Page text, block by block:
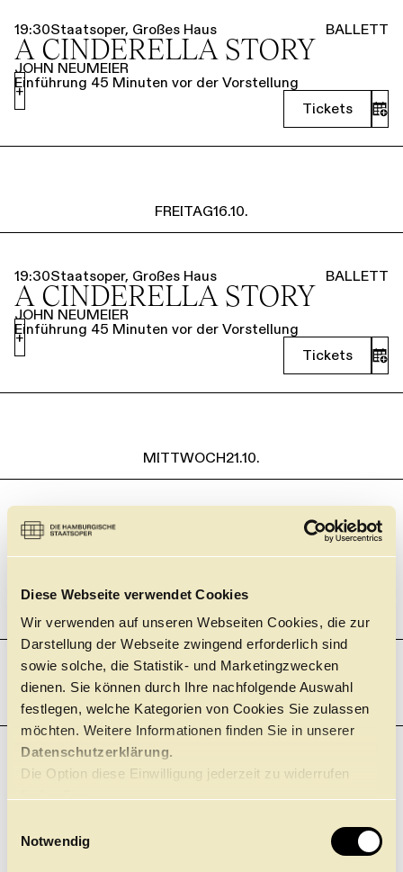
Diese Webseite verwendet Cookies
Wir verwenden auf unseren Webseiten Cookies, die zur
Darstellung der Webseite zwingend erforderlich sind
sowie solche, die Statistik- und Marketingzwecken
dienen. Sie können durch Ihre nachfolgende Auswahl
festlegen, welche Kategorien von Cookies Sie zulassen
möchten. Weitere Informationen finden Sie in unserer
Datenschutzerklärung.
Die Option diese Einwilligung jederzeit zu widerrufen
Notwendig
19:30Staatsoper, Großes Haus BALLETT
A CINDERELLA STORY
JOHN NEUMEIER
Einführung 45 Minuten vor der Vorstellung
Tickets
+
FREITAG16.10.
19:30Staatsoper, Großes Haus BALLETT
A CINDERELLA STORY
JOHN NEUMEIER
Einführung 45 Minuten vor der Vorstellung
Tickets
+
MITTWOCH21.10.
19:00 Staatsoper, Großes Haus BALLETT
DIE KAMELIEN­DAME
JOHN NEUMEIER
DONNERSTAG 22.10.
19:00
BALLETT
CLICK in
Wir informieren im Servicebereich der Website über aktuelle
Vorverkaufstermine.